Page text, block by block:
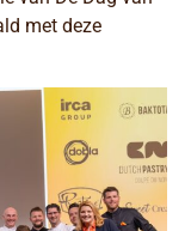
met deze